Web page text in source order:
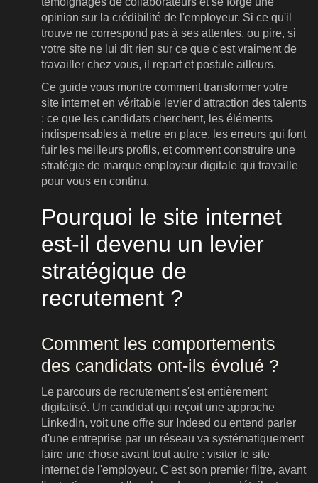
opinion sur la crédibilité de l'employeur. Si ce qu'il
trouve ne correspond pas à ses attentes, ou pire, si
votre site ne lui dit rien sur ce que c'est vraiment de
travailler chez vous, il repart et postule ailleurs.
Ce guide vous montre comment transformer votre
site internet en véritable levier d'attraction des talents
: ce que les candidats cherchent, les éléments
indispensables à mettre en place, les erreurs qui font
fuir les meilleurs profils, et comment construire une
stratégie de marque employeur digitale qui travaille
pour vous en continu.
Pourquoi le site internet
est-il devenu un levier
stratégique de
recrutement ?
Comment les comportements
des candidats ont-ils évolué ?
Le parcours de recrutement s'est entièrement
digitalisé. Un candidat qui reçoit une approche
LinkedIn, voit une offre sur Indeed ou entend parler
d'une entreprise par un réseau va systématiquement
faire une chose avant tout autre : visiter le site
internet de l'employeur. C'est son premier filtre, avant